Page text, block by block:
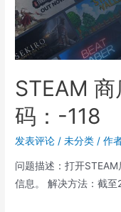
STEAM
码：-118
发表评论 /未分类 / 作
问题描述：打开
信息。 解决方法：截